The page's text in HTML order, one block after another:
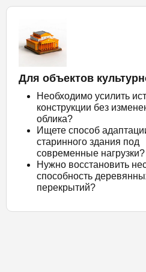
Для объектов
Необходимо усилить
конструкции без
облика?
Ищете способ
старинного здания под
современные нагрузки?
Нужно восстановить
способность
перекрытий?